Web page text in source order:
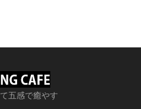
五感で癒やす